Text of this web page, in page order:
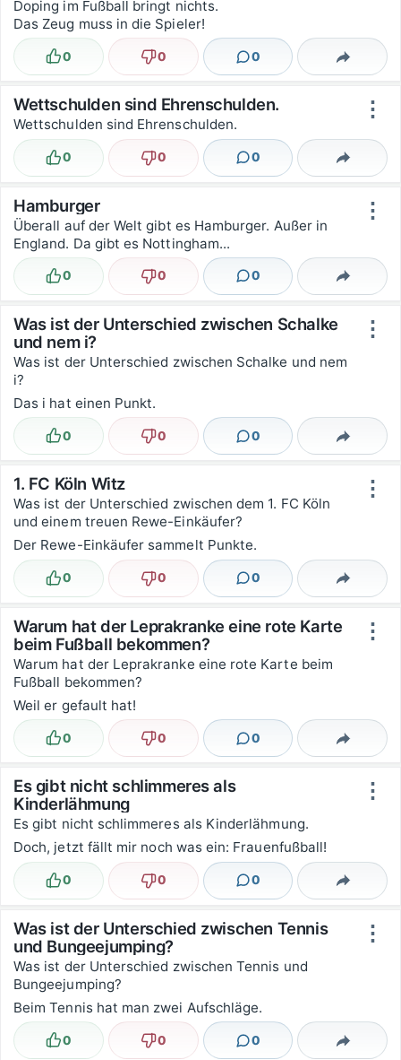
Doping im Fußball bringt nichts.
Das Zeug muss in die Spieler!
Lustig
0 Nicht lustig
0 0
Kommentare Teilen
⋮
Wettschulden sind Ehrenschulden.
Wettschulden sind Ehrenschulden.
Lustig
0 Nicht lustig
0 0
Kommentare Teilen
⋮
Hamburger
Überall auf der Welt gibt es Hamburger. Außer in
England. Da gibt es Nottingham...
Lustig
0 Nicht lustig
0 0
Kommentare Teilen
⋮
Was ist der Unterschied zwischen Schalke
und nem i?
Was ist der Unterschied zwischen Schalke und nem
i?
Das i hat einen Punkt.
Lustig
0 Nicht lustig
0 0
Kommentare Teilen
⋮
1. FC Köln Witz
Was ist der Unterschied zwischen dem 1. FC Köln
und einem treuen Rewe-Einkäufer?
Der Rewe-Einkäufer sammelt Punkte.
Lustig
0 Nicht lustig
0 0
Kommentare Teilen
⋮
Warum hat der Leprakranke eine rote Karte
beim Fußball bekommen?
Warum hat der Leprakranke eine rote Karte beim
Fußball bekommen?
Weil er gefault hat!
Lustig
0 Nicht lustig
0 0
Kommentare Teilen
⋮
Es gibt nicht schlimmeres als
Kinderlähmung
Es gibt nicht schlimmeres als Kinderlähmung.
Doch, jetzt fällt mir noch was ein: Frauenfußball!
Lustig
0 Nicht lustig
0 0
Kommentare Teilen
⋮
Was ist der Unterschied zwischen Tennis
und Bungeejumping?
Was ist der Unterschied zwischen Tennis und
Bungeejumping?
Beim Tennis hat man zwei Aufschläge.
Lustig
0 Nicht lustig
0 0
Kommentare Teilen